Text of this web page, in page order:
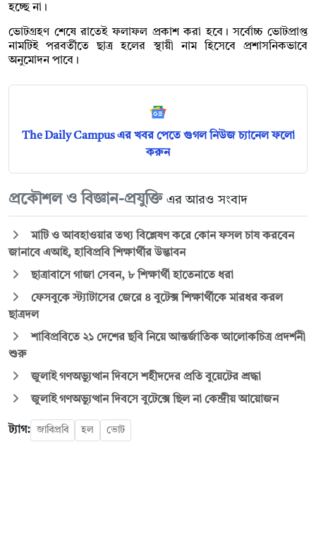
হচ্ছে না।
ভোটগ্রহণ শেষে রাতেই ফলাফল প্রকাশ করা হবে। সর্বোচ্চ ভোটপ্রাপ্ত
নামটিই পরবর্তীতে ছাত্র হলের স্থায়ী নাম হিসেবে প্রশাসনিকভাবে
অনুমোদন পাবে।
The Daily Campus এর খবর পেতে গুগল নিউজ চ্যানেল ফলো
করুন
প্রকৌশল ও বিজ্ঞান-প্রযুক্তি এর আরও সংবাদ
মাটি ও আবহাওয়ার তথ্য বিশ্লেষণ করে কোন ফসল চাষ করবেন
জানাবে এআই, হাবিপ্রবি শিক্ষার্থীর উদ্ভাবন
ছাত্রাবাসে গাজা সেবন, ৮ শিক্ষার্থী হাতেনাতে ধরা
ফেসবুকে স্ট্যাটাসের জেরে ৪ বুটেক্স শিক্ষার্থীকে মারধর করল
ছাত্রদল
শাবিপ্রবিতে ২১ দেশের ছবি নিয়ে আন্তর্জাতিক আলোকচিত্র প্রদর্শনী
শুরু
জুলাই গণঅভ্যুত্থান দিবসে শহীদদের প্রতি বুয়েটের শ্রদ্ধা
জুলাই গণঅভ্যুত্থান দিবসে বুটেক্সে ছিল না কেন্দ্রীয় আয়োজন
ট্যাগ: জাবিপ্রবি হল ভোট